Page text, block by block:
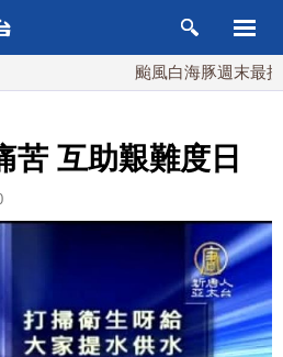
颱風白海豚週末最接近
苦 互助艱難度日